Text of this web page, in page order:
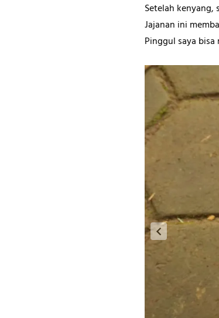
Setelah kenyang,
Jajanan ini
Pinggul saya